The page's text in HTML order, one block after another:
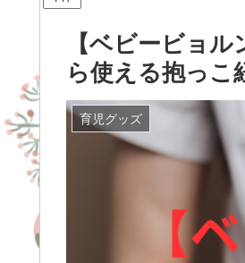
【ベビービョ
ら使える抱っこ
育児グッズ